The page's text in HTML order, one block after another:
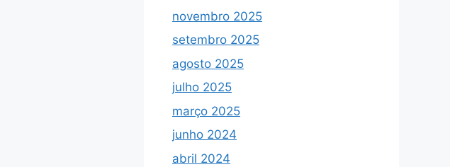
novembro 2025
setembro 2025
agosto 2025
julho 2025
março 2025
junho 2024
abril 2024